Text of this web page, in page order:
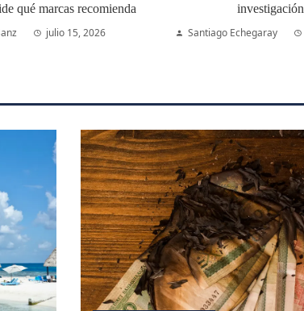
qué marcas recomienda
julio 15, 2026
investigación
Santiago Echegaray